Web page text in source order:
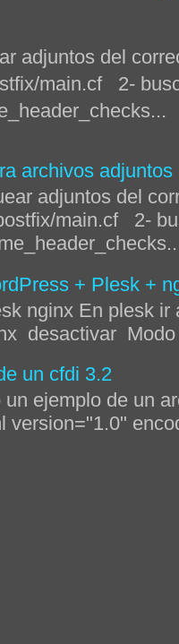
adjuntos del
main.cf 2-
archivos
adjuntos del
main.cf 2-
+ Plesk +
nginx En plesk
desactivar Modo
un cfdi 3.2
un ejemplo de un
version="1.0"